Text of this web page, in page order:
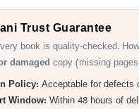
Trust Guarantee
book is quality-checked.
damaged copy (missing
Policy: Acceptable for defects
Window: Within 48 hours of